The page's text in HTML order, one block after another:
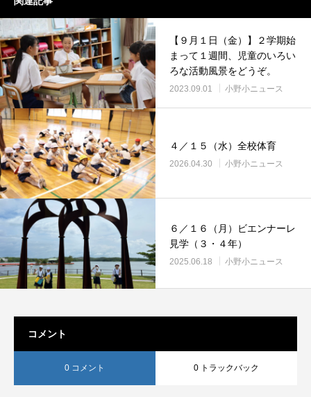
【９月１日（金）】２学期始
まって１週間、児童のいろい
ろな活動風景をどうぞ。
2023.09.01 小野小ニュース
４／１５（水）全校体育
2026.04.30 小野小ニュース
６／１６（月）ビエンナーレ
見学（３・４年）
2025.06.18 小野小ニュース
コメント
0 コメント 0 トラックバック